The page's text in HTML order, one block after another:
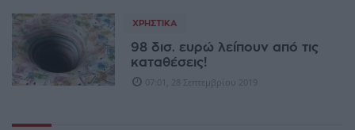
ΧΡΗΣΤΙΚΆ
98 δισ. ευρώ λείπουν από τις
καταθέσεις!
07:01, 28 Σεπτεμβρίου 2019